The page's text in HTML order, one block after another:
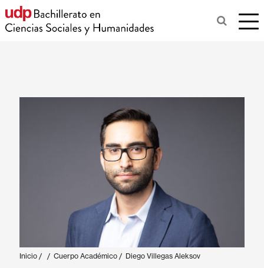
Inicio / / Cuerpo Académico / Diego Villegas Aleksov